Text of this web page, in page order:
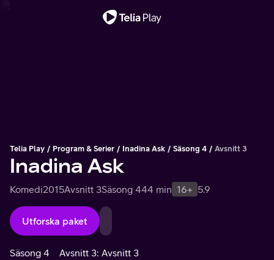
Telia Play Program & Serier Inadina Ask Säsong 4 Avsnitt 3
Inadina Ask
Komedi2015Avsnitt 3Säsong 444 min 16+ 5.9
Utforska paket
Säsong 4 Avsnitt 3: Avsnitt 3